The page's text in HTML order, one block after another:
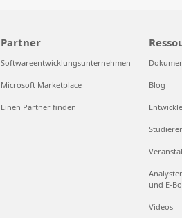
Partner
Softwareentwicklungsunternehmen
Microsoft Marketplace
Einen Partner finden
Blog
und E-
Videos